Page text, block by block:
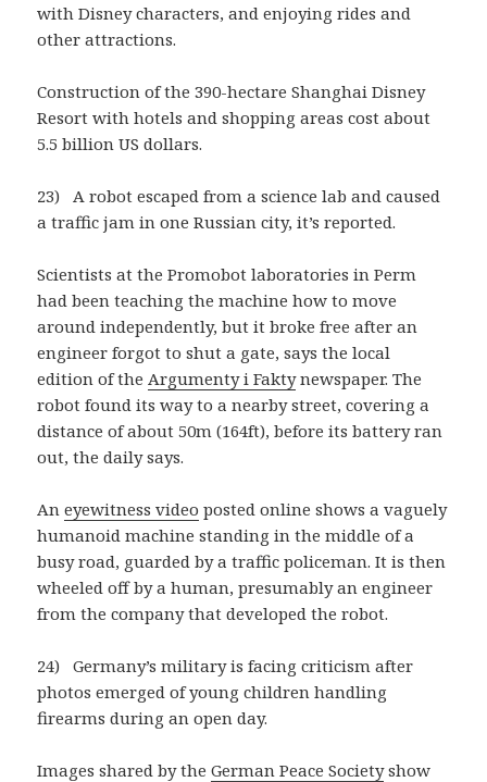
with Disney characters, and enjoying rides and
other attractions.
Construction of the 390-hectare Shanghai Disney
Resort with hotels and shopping areas cost about
5.5 billion US dollars.
23) A robot escaped from a science lab and caused
a traffic jam in one Russian city, it’s reported.
Scientists at the Promobot laboratories in Perm
had been teaching the machine how to move
around independently, but it broke free after an
engineer forgot to shut a gate, says the local
edition of the Argumenty i Faktynewspaper. The
robot found its way to a nearby street, covering a
distance of about 50m (164ft), before its battery ran
out, the daily says.
Aneyewitness video posted online shows a vaguely
humanoid machine standing in the middle of a
busy road, guarded by a traffic policeman. It is then
wheeled off by a human, presumably an engineer
from the company that developed the robot.
24) Germany’s military is facing criticism after
photos emerged of young children handling
firearms during an open day.
Images shared by theGerman Peace Societyshow